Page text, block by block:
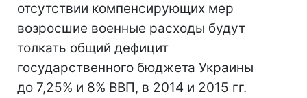
отсутствии компенсирующих мер
возросшие военные расходы будут
толкать общий дефицит
государственного бюджета Украины
до 7,25% и 8% ВВП, в 2014 и 2015 гг.